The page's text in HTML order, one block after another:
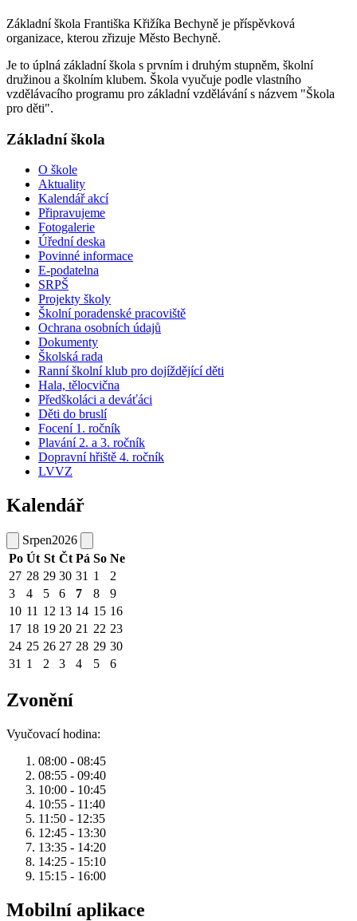
Základní škola Františka Křižíka Bechyně je příspěvková
organizace, kterou zřizuje Město Bechyně.
Je to úplná základní škola s prvním i druhým stupněm, školní
družinou a školním klubem. Škola vyučuje podle vlastního
vzdělávacího programu pro základní vzdělávání s názvem "Škola
pro děti".
Základní škola
O škole
Aktuality
Kalendář akcí
Připravujeme
Fotogalerie
Úřední deska
Povinné informace
E-podatelna
SRPŠ
Projekty školy
Školní poradenské pracoviště
Ochrana osobních údajů
Dokumenty
Školská rada
Ranní školní klub pro dojíždějící děti
Hala, tělocvična
Předškoláci a deváťáci
Děti do bruslí
Focení 1. ročník
Plavání 2. a 3. ročník
Dopravní hřiště 4. ročník
LVVZ
Kalendář
Srpen2026
Po Út St Čt Pá So Ne
27 28 29 30 31 1
2
3
4 5 6 7 8
9
10 11 12 13 14 15 16
17 18 19 20 21 22 23
24 25 26 27 28 29 30
31 1 2 3 4 5 6
Zvonění
Vyučovací hodina:
08:00 - 08:45
08:55 - 09:40
10:00 - 10:45
10:55 - 11:40
11:50 - 12:35
12:45 - 13:30
13:35 - 14:20
14:25 - 15:10
15:15 - 16:00
Mobilní aplikace